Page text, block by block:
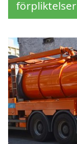
förpliktelser